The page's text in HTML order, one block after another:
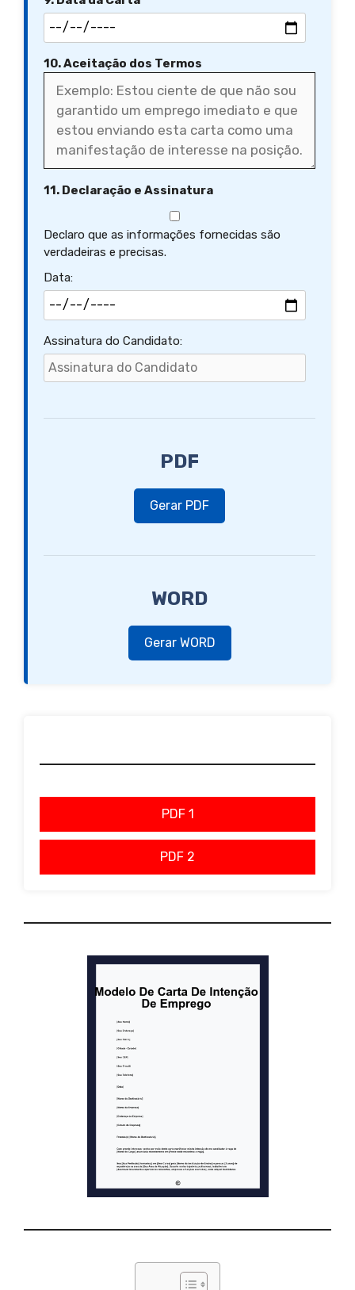
10. Aceitação dos Termos
11. Declaração e Assinatura
Declaro que as informações fornecidas são
verdadeiras e precisas.
Data:
Assinatura do Candidato:
PDF
Gerar PDF
WORD
Gerar WORD
PDF 1
PDF 2